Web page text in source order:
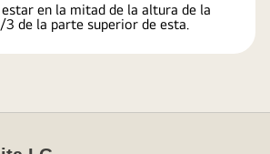
POR LOS PERUANOS